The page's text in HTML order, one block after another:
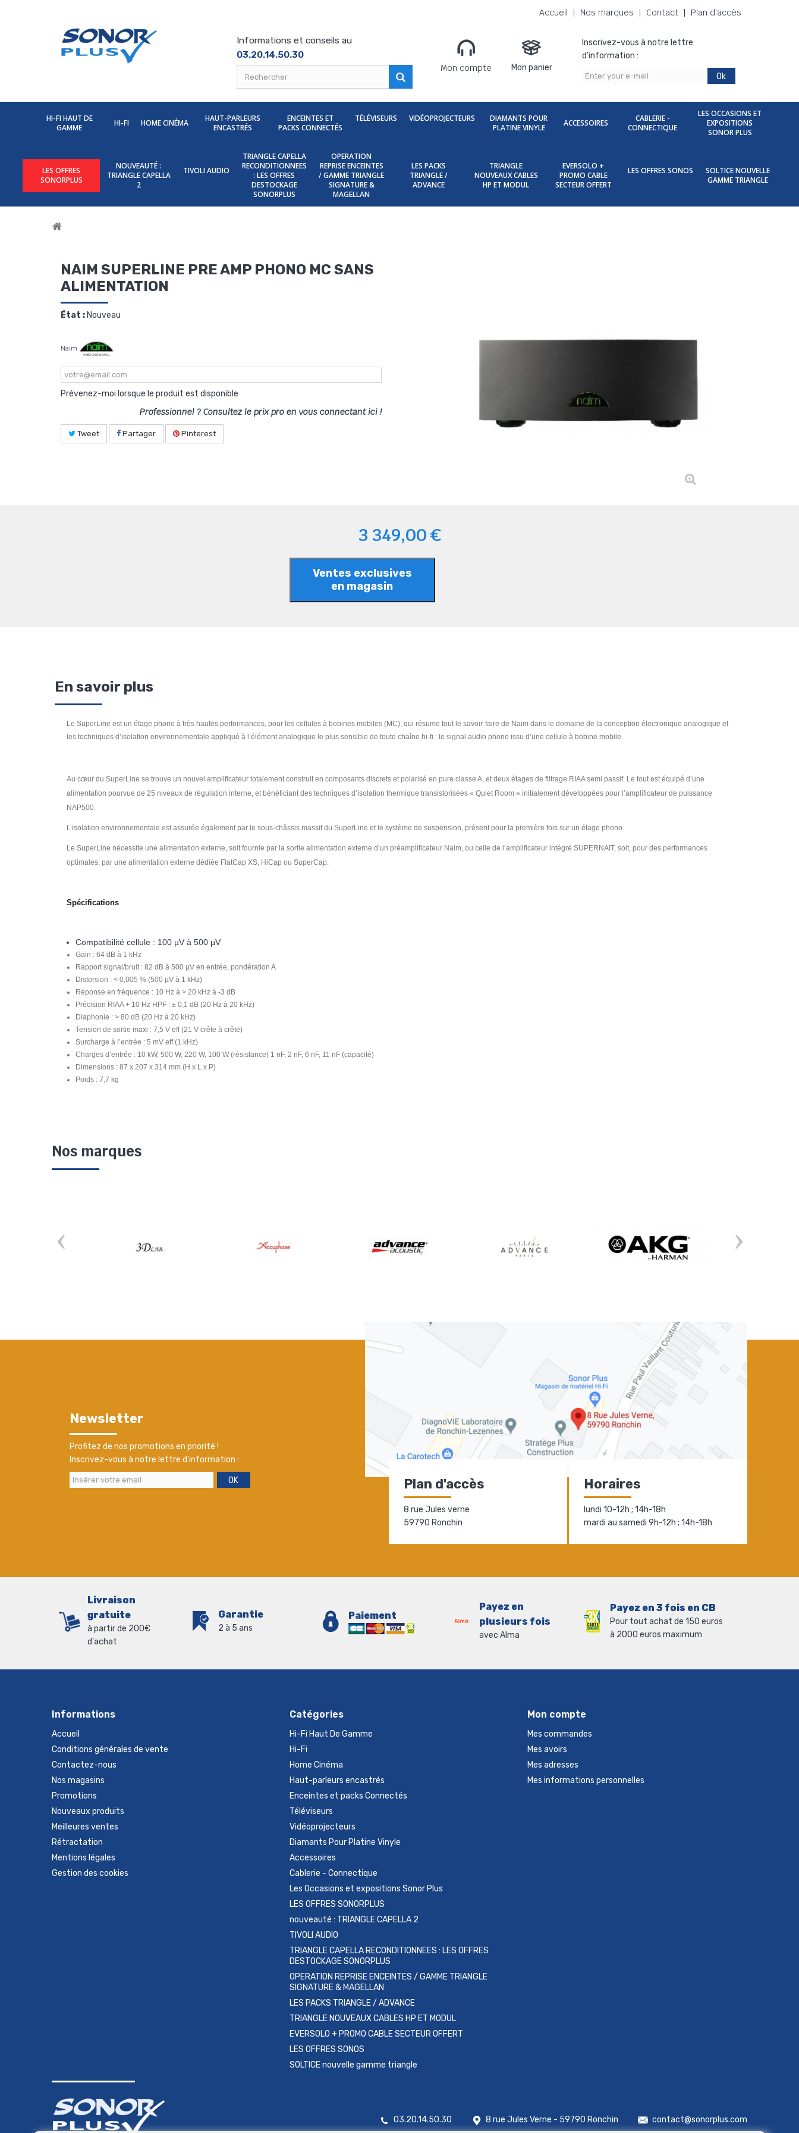
Accueil Nos marques Contact Plan d'accès
Informations et conseils au
03.20.14.50.30
Mon compte
Mon panier
Inscrivez-vous à notre lettre
d'information :
Ok
HI-FI HAUT DE
GAMME
HI-FI HOME CINÉMA
HAUT-PARLEURS
ENCASTRÉS
ENCEINTES ET
PACKS CONNECTÉS
TÉLÉVISEURS VIDÉOPROJECTEURS
DIAMANTS POUR
PLATINE VINYLE
ACCESSOIRES
CABLERIE -
CONNECTIQUE
LES OCCASIONS ET
EXPOSITIONS
SONOR PLUS
LES OFFRES
SONORPLUS
NOUVEAUTÉ :
TRIANGLE CAPELLA
2
TIVOLI AUDIO
TRIANGLE CAPELLA
RECONDITIONNEES
: LES OFFRES
DESTOCKAGE
SONORPLUS
OPERATION
REPRISE ENCEINTES
/ GAMME TRIANGLE
SIGNATURE &
MAGELLAN
LES PACKS
TRIANGLE /
ADVANCE
TRIANGLE
NOUVEAUX CABLES
HP ET MODUL
EVERSOLO +
PROMO CABLE
SECTEUR OFFERT
LES OFFRES SONOS
SOLTICE NOUVELLE
GAMME TRIANGLE
NAIM SUPERLINE PRE AMP PHONO MC SANS
ALIMENTATION
État : Nouveau
Naim
Prévenez-moi lorsque le produit est disponible
Professionnel ? Consultez le prix pro en vous connectant ici !
Tweet Partager Pinterest
3 349,00 €
Ventes exclusives
en magasin
En savoir plus
Le SuperLine est un étage phono à très hautes performances, pour les cellules à bobines mobiles (MC), qui résume tout le savoir-faire de Naim dans le domaine de la conception électronique analogique et
les techniques d’isolation environnementale appliqué à l’élément analogique le plus sensible de toute chaîne hi-fi : le signal audio phono issu d’une cellule à bobine mobile.
Au cœur du SuperLine se trouve un nouvel amplificateur totalement construit en composants discrets et polarisé en pure classe A, et deux étages de filtrage RIAA semi passif. Le tout est équipé d’une
alimentation pourvue de 25 niveaux de régulation interne, et bénéficiant des techniques d’isolation thermique transistorisées « Quiet Room » initialement développées pour l’amplificateur de puissance
NAP500.
L’isolation environnementale est assurée également par le sous-châssis massif du SuperLine et le système de suspension, présent pour la première fois sur un étage phono.
Le SuperLine nécessite une alimentation externe, soit fournie par la sortie alimentation externe d’un préamplificateur Naim, ou celle de l’amplificateur intégré SUPERNAIT, soit, pour des performances
optimales, par une alimentation externe dédiée FlatCap XS, HiCap ou SuperCap.
Spécifications
Compatibilité cellule : 100 µV à 500 µV
Gain : 64 dB à 1 kHz
Rapport signal/bruit : 82 dB à 500 µV en entrée, pondération A
Distorsion : < 0,005 % (500 µV à 1 kHz)
Réponse en fréquence : 10 Hz à > 20 kHz à -3 dB
Précision RIAA + 10 Hz HPF : ± 0,1 dB (20 Hz à 20 kHz)
Diaphonie : > 80 dB (20 Hz à 20 kHz)
Tension de sortie maxi : 7,5 V eff (21 V crête à crête)
Surcharge à l’entrée : 5 mV eff (1 kHz)
Charges d’entrée : 10 kW, 500 W, 220 W, 100 W (résistance) 1 nF, 2 nF, 6 nF, 11 nF (capacité)
Dimensions : 87 x 207 x 314 mm (H x L x P)
Poids : 7,7 kg
Nos marques
Plan d'accès
8 rue Jules verne
59790 Ronchin
Horaires
lundi 10-12h ; 14h-18h
mardi au samedi 9h-12h ; 14h-18h
Newsletter
Profitez de nos promotions en priorité !
Inscrivez-vous à notre lettre d'information :
OK
Livraison
gratuite
à partir de 200€
d'achat
Garantie
2 à 5 ans
Paiement
Payez en
plusieurs fois
avec Alma
Payez en 3 fois en CB
Pour tout achat de 150 euros
à 2000 euros maximum
Informations
Accueil
Conditions générales de vente
Contactez-nous
Nos magasins
Promotions
Nouveaux produits
Meilleures ventes
Rétractation
Mentions légales
Gestion des cookies
Catégories
Hi-Fi Haut De Gamme
Hi-Fi
Home Cinéma
Haut-parleurs encastrés
Enceintes et packs Connectés
Téléviseurs
Vidéoprojecteurs
Diamants Pour Platine Vinyle
Accessoires
Cablerie - Connectique
Les Occasions et expositions Sonor Plus
LES OFFRES SONORPLUS
nouveauté : TRIANGLE CAPELLA 2
TIVOLI AUDIO
TRIANGLE CAPELLA RECONDITIONNEES : LES OFFRES
DESTOCKAGE SONORPLUS
OPERATION REPRISE ENCEINTES / GAMME TRIANGLE
SIGNATURE & MAGELLAN
LES PACKS TRIANGLE / ADVANCE
TRIANGLE NOUVEAUX CABLES HP ET MODUL
EVERSOLO + PROMO CABLE SECTEUR OFFERT
LES OFFRES SONOS
SOLTICE nouvelle gamme triangle
Mon compte
Mes commandes
Mes avoirs
Mes adresses
Mes informations personnelles
03.20.14.50.30 8 rue Jules Verne - 59790 Ronchin contact@sonorplus.com